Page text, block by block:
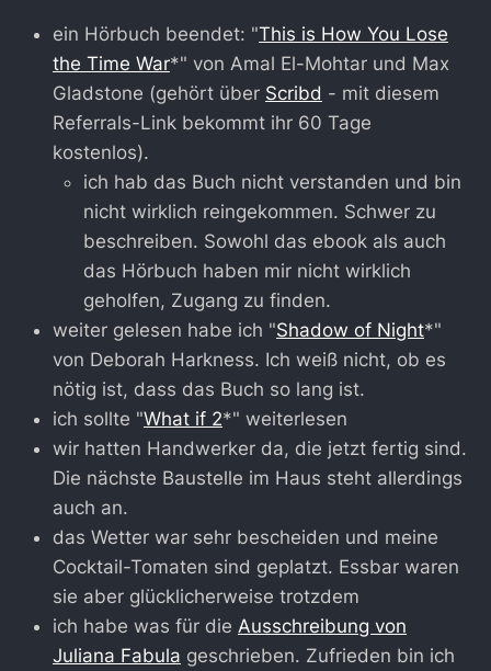
ein Hörbuch beendet: "This is How You Lose
the Time War*" von Amal El-Mohtar und Max
Gladstone (gehört über Scribd - mit diesem
Referrals-Link bekommt ihr 60 Tage
kostenlos).
ich hab das Buch nicht verstanden und bin
nicht wirklich reingekommen. Schwer zu
beschreiben. Sowohl das ebook als auch
das Hörbuch haben mir nicht wirklich
geholfen, Zugang zu finden.
weiter gelesen habe ich "Shadow of Night*"
von Deborah Harkness. Ich weiß nicht, ob es
nötig ist, dass das Buch so lang ist.
ich sollte "What if 2*" weiterlesen
wir hatten Handwerker da, die jetzt fertig sind.
Die nächste Baustelle im Haus steht allerdings
auch an.
das Wetter war sehr bescheiden und meine
Cocktail-Tomaten sind geplatzt. Essbar waren
sie aber glücklicherweise trotzdem
ich habe was für die Ausschreibung von
Juliana Fabula geschrieben. Zufrieden bin ich